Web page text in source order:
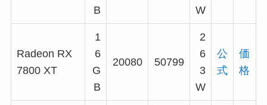
B
W
Radeon RX
7800 XT
1
6
G
B
20080 50799
2
6
3
W
公
式
価
格